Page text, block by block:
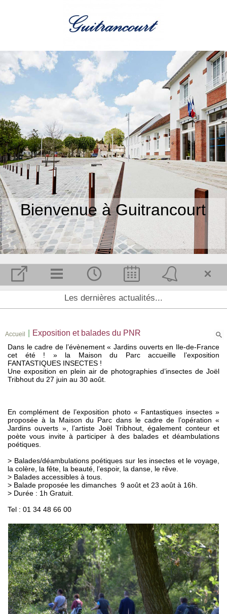
Bienvenue à Guitrancourt
Accueil et Actualité
Notre commune
Agenda
Urbanisme
Enfance et jeunesse
Sports et loisirs
Infos pratiques
Horaires de la mairie :
Mardi de 9h à 11h30
Jeudi et vendredi de 9h à 11h30
et de 14h à 18h.
Adresse:
Place de la mairie
01 34 79 12 09
Contacts:
Cliquer sur l'enveloppe en haut de
page.
Plus d'infos pratiques...
15 Concours de pétanque
20
13
septembre
26
septembre
Loto
27
septembre
Concours de boules
03
octobre
Salon artisanal
Les dernières actualités...
Accueil Exposition et balades du PNR
Dans le cadre de l’évènement « Jardins ouverts en Ile-de-France
cet été ! » la Maison du Parc accueille l’exposition
FANTASTIQUES INSECTES !
Une exposition en plein air de photographies d’insectes de Joël
Tribhout du 27 juin au 30 août.
En complément de l’exposition photo « Fantastiques insectes »
proposée à la Maison du Parc dans le cadre de l’opération «
Jardins ouverts », l’artiste Joël Tribhout, également conteur et
poète vous invite à participer à des balades et déambulations
poétiques.
> Balades/déambulations poétiques sur les insectes et le voyage,
la colère, la fête, la beauté, l’espoir, la danse, le rêve.
> Balades accessibles à tous.
> Balade proposée les dimanches 9 août et 23 août à 16h.
> Durée : 1h Gratuit.
Tel : 01 34 48 66 00